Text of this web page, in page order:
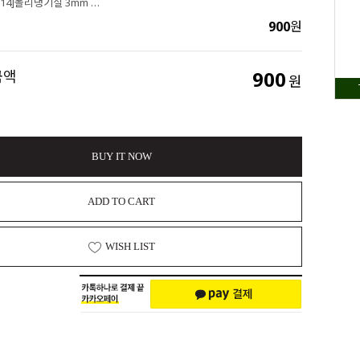
900원
900원
BUY IT NOW
ADD TO CART
WISH LIST